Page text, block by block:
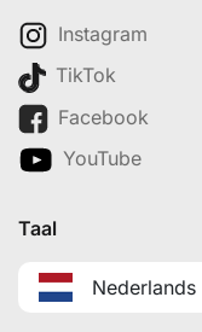
Instagram
TikTok
Facebook
YouTube
Taal
Nederlands